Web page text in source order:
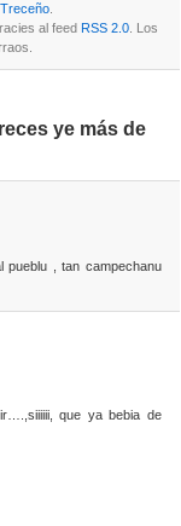
Treceño
al feed RSS 2.0. Los
ye más de
pueblu , tan campechanu
que ya bebia de